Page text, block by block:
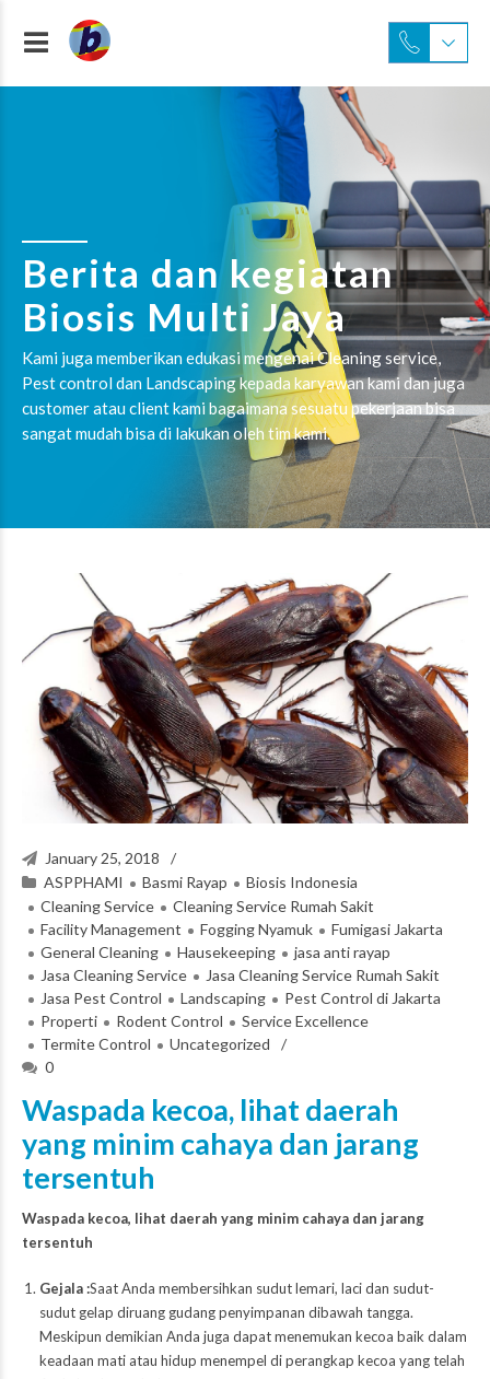
Berita dan kegiatan
Biosis Multi Jaya
Kami juga memberikan edukasi mengenai Cleaning service,
Pest control dan Landscaping kepada karyawan kami dan juga
customer atau client kami bagaimana sesuatu pekerjaan bisa
sangat mudah bisa di lakukan oleh tim kami.
January 25, 2018
ASPPHAMI
Basmi Rayap
Biosis Indonesia
Cleaning Service
Cleaning Service Rumah Sakit
Facility Management
Fogging Nyamuk
Fumigasi Jakarta
General Cleaning
Hausekeeping
jasa anti rayap
Jasa Cleaning Service
Jasa Cleaning Service Rumah Sakit
Jasa Pest Control
Landscaping
Pest Control di Jakarta
Properti
Rodent Control
Service Excellence
Termite Control
Uncategorized
0
Waspada kecoa, lihat daerah
yang minim cahaya dan jarang
tersentuh
Waspada kecoa, lihat daerah yang minim cahaya dan jarang
tersentuh
Gejala :Saat Anda membersihkan sudut lemari, laci dan sudut-
sudut gelap diruang gudang penyimpanan dibawah tangga.
Meskipun demikian Anda juga dapat menemukan kecoa baik dalam
keadaan mati atau hidup menempel di perangkap kecoa yang telah